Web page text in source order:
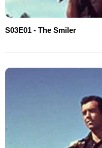
S03E01 - The Smiler